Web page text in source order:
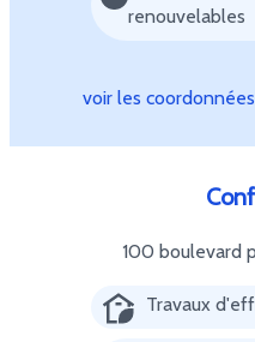
renouvelables
voir les
100 boulevard
Travaux